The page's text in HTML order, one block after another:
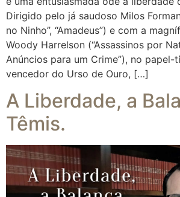
Dirigido pelo já saudoso Milos
no Ninho”, “Amadeus”) e com a
Woody Harrelson (“Assassinos por
Anúncios para um Crime”), no
vencedor do Urso de Ouro, […]
A Liberdade, a
Têmis.